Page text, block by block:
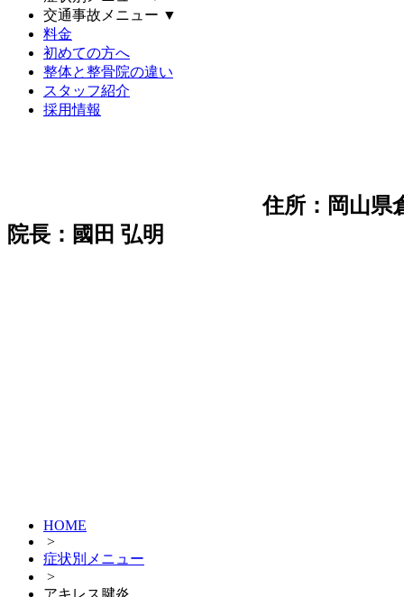
交通事故メニュー ▼
料金
初めての方へ
整体と整骨院の違い
スタッフ紹介
採用情報
住所：岡山県
院長：國田 弘明
HOME
>
症状別メニュー
>